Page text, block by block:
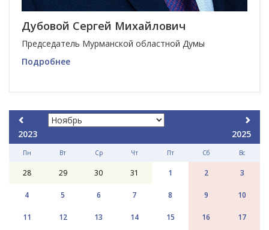
Дубовой Сергей Михайлович
Председатель Мурманской областной Думы
Подробнее
2023 2025
Пн Вт Ср Чт Пт Сб Вс
28 29 30 31 1 2 3
4 5 6 7 8 9 10
11 12 13 14 15 16 17